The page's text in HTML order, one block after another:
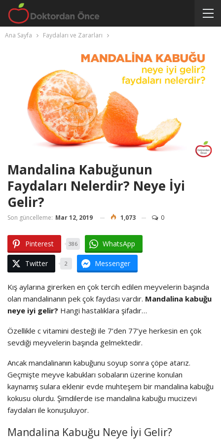
Ana Sayfa Faydaları ve Zararları
Mandalina Kabuğunun
Faydaları Nelerdir? Neye İyi
Gelir?
Son güncelleme: Mar 12, 2019 1,073 0
Pinterest 386 WhatsApp
Twitter 2 Messenger
Kış aylarına girerken en çok tercih edilen meyvelerin başında
olan mandalinanın pek çok faydası vardır. Mandalina kabuğu
neye iyi gelir? Hangi hastalıklara şifadır…
Özellikle c vitamini desteği ile 7’den 77’ye herkesin en çok
sevdiği meyvelerin başında gelmektedir.
Ancak mandalinanın kabuğunu soyup sonra çöpe atarız.
Geçmişte meyve kabukları sobaların üzerine konulan
kaynamış sulara eklenir evde muhteşem bir mandalina kabuğu
kokusu olurdu. Şimdilerde ise mandalina kabuğu mucizevi
faydaları ile konuşuluyor.
Mandalina Kabuğu Neye İyi Gelir?